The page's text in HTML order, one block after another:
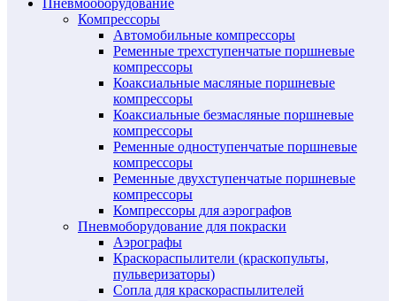
Пневмооборудование
Компрессоры
Автомобильные компрессоры
Ременные трехступенчатые поршневые
компрессоры
Коаксиальные масляные поршневые
компрессоры
Коаксиальные безмасляные поршневые
компрессоры
Ременные одноступенчатые поршневые
компрессоры
Ременные двухступенчатые поршневые
компрессоры
Компрессоры для аэрографов
Пневмоборудование для покраски
Аэрографы
Краскораспылители (краскопульты,
пульверизаторы)
Сопла для краскораспылителей